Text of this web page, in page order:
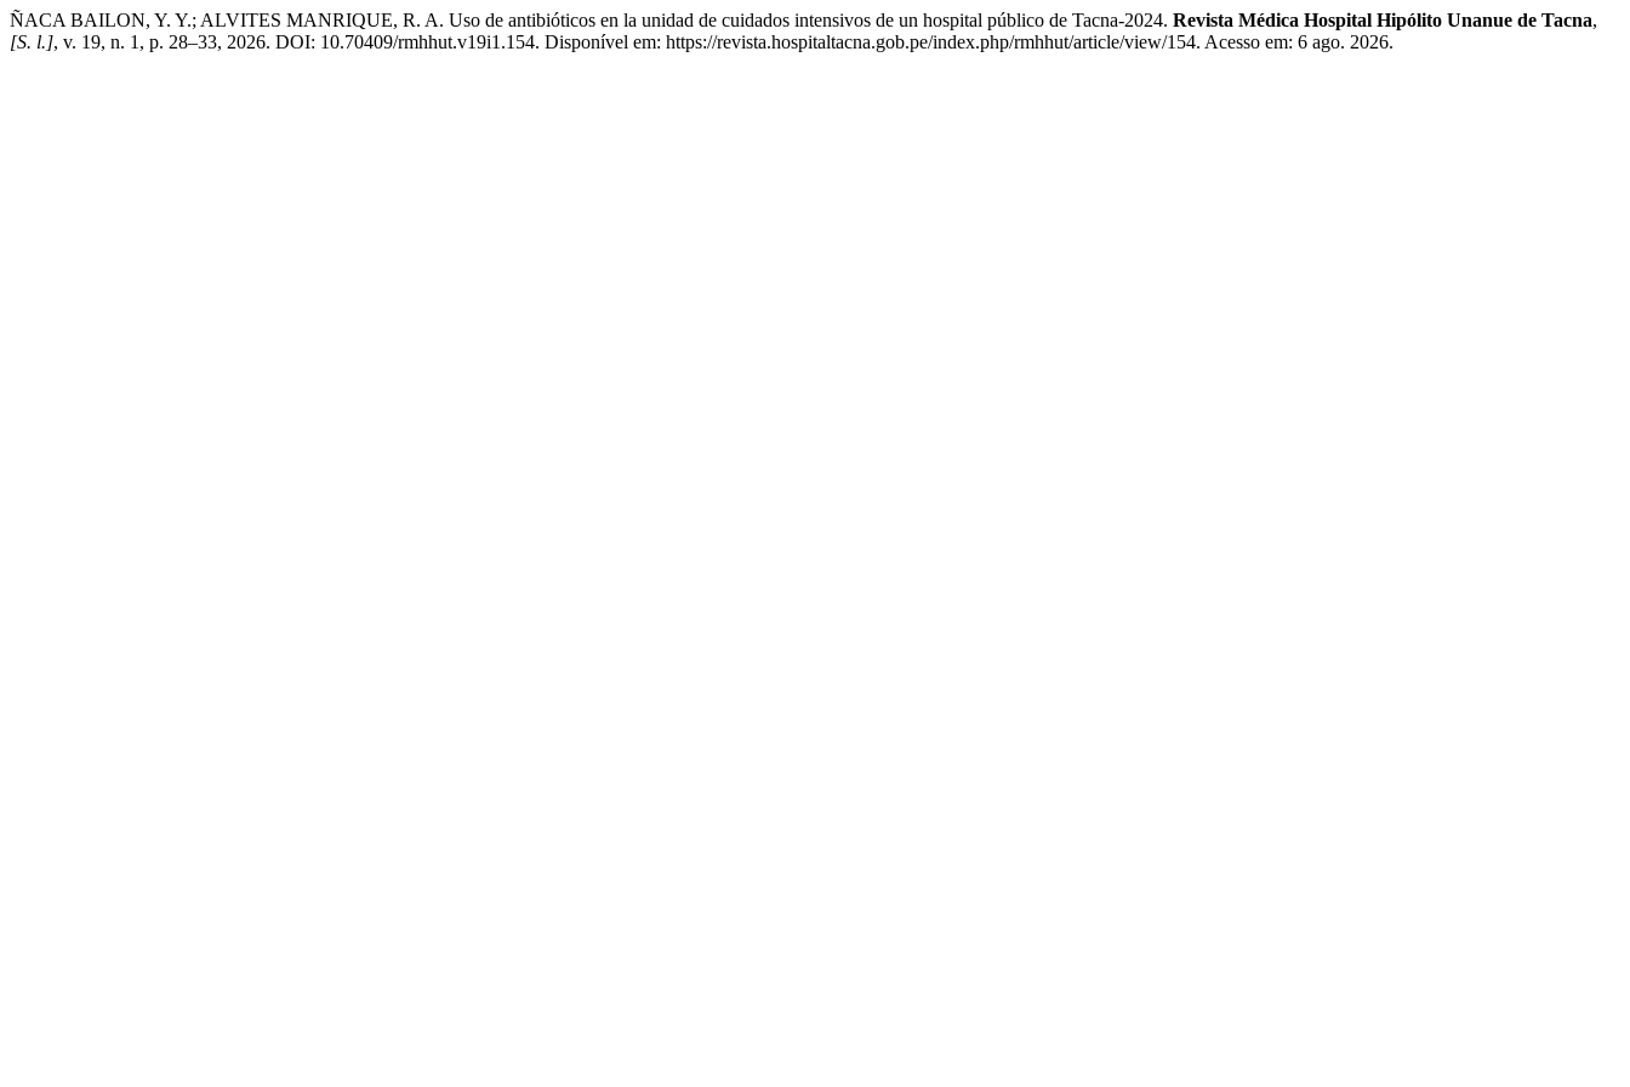
ÑACA BAILON, Y. Y.; ALVITES MANRIQUE, R. A. Uso de antibióticos en la unidad de cuidados intensivos de un hospital público de Tacna-2024. Revista Médica Hospital Hipólito Unanue de Tacna,
[S. l.], v. 19, n. 1, p. 28–33, 2026. DOI: 10.70409/rmhhut.v19i1.154. Disponível em: https://revista.hospitaltacna.gob.pe/index.php/rmhhut/article/view/154. Acesso em: 6 ago. 2026.